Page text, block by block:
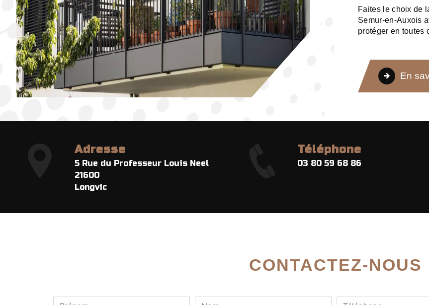
Faites le choix de
Semur-en-Auxois
protéger en toutes
En
Adresse
5 Rue du Professeur Louis Neel
21600
Longvic
Téléphone
03 80 59 68 86
CONTACTEZ-NOUS